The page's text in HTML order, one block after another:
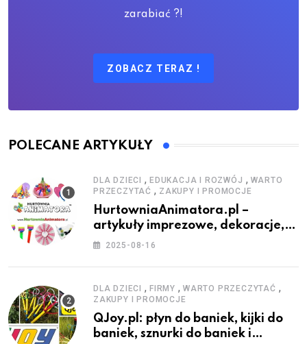
zarabiać ?!
ZOBACZ TERAZ !
POLECANE ARTYKUŁY
DLA DZIECI , EDUKACJA I ROZWÓJ , WARTO
PRZECZYTAĆ , ZAKUPY I PROMOCJE
HurtowniaAnimatora.pl –
artykuły imprezowe, dekoracje,
stroje i akcesoria dla animatorów
2025-08-16
DLA DZIECI , FIRMY , WARTO PRZECZYTAĆ ,
ZAKUPY I PROMOCJE
QJoy.pl: płyn do baniek, kijki do
baniek, sznurki do baniek i